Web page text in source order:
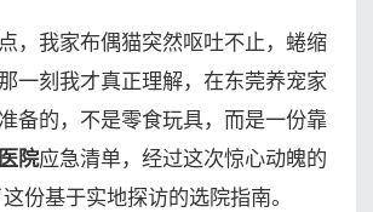
，我家布偶猫突然呕吐不止，蜷缩
一刻我才真正理解，在东莞养宠家
备的，不是零食玩具，而是一份靠
院应急清单，经过这次惊心动魄的
份基于实地探访的选院指南。